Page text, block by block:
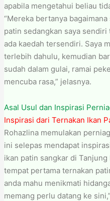
apabila mengetahui beliau
“Mereka bertanya
patin sedangkan saya
ada kaedah tersendiri. Saya
terlebih dahulu, kemudian
sudah dalam gulai, ramai
mencuba rasa,” jelasnya.
Asal Usul dan Inspirasi
Inspirasi dari Ternakan Ikan
Rohazlina memulakan
ini selepas mendapat
ikan patin sangkar di Tanjung
tempat pertama ternakan
anda mahu menikmati
memang perlu datang ke